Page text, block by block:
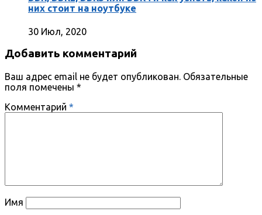
них стоит на ноутбуке
30 Июл, 2020
Добавить комментарий
Ваш адрес email не будет опубликован. Обязательные
поля помечены *
Комментарий *
Имя